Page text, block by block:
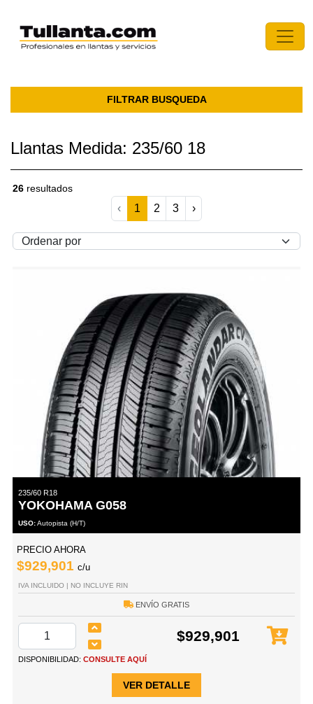
FILTRAR BUSQUEDA
Llantas Medida: 235/60 18
26 resultados
‹ 1 2 3 ›
235/60 R18
YOKOHAMA G058
USO:Autopista (H/T)
PRECIO AHORA
$929,901 c/u
IVA INCLUIDO | NO INCLUYE RIN
ENVÍO GRATIS
$929,901
DISPONIBILIDAD: CONSULTE AQUÍ
VER DETALLE